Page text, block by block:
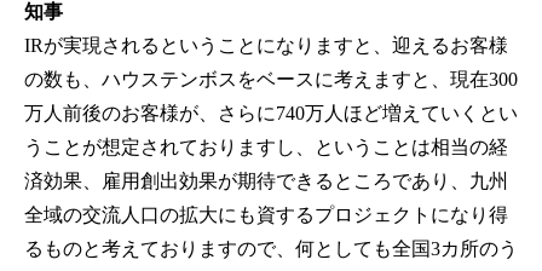
知事
IRが実現されるということになりますと、迎えるお客様
の数も、ハウステンボスをベースに考えますと、現在300
万人前後のお客様が、さらに740万人ほど増えていくとい
うことが想定されておりますし、ということは相当の経
済効果、雇用創出効果が期待できるところであり、九州
全域の交流人口の拡大にも資するプロジェクトになり得
るものと考えておりますので、何としても全国3カ所のう